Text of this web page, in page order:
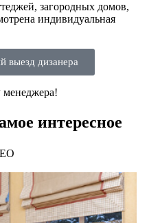
загородных домов,
индивидуальная
выезд дизанера
менеджера!
интересное